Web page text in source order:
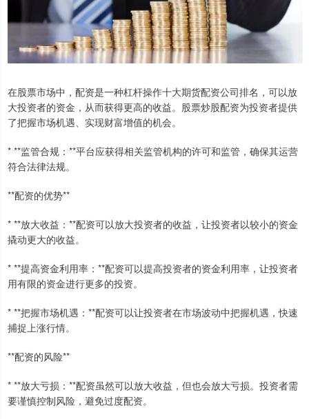
在股票市场中，配资是一种杠杆操作十大期货配资公司排名，可以放
大投资者的资金，从而获得更高的收益。股票炒股配资为投资者提供
了把握市场机遇、实现财富增值的机会。
* **监管合规：**平台应获得相关监管机构的许可和监管，确保其运营
符合法律法规。
**配资的优势**
* **放大收益：**配资可以放大投资者的收益，让投资者以较小的资金
撬动更大的收益。
* **提高资金利用率：**配资可以提高投资者的资金利用率，让投资者
用有限的资金进行更多的投资。
* **把握市场机遇：**配资可以让投资者在市场波动中把握机遇，快速
捕捉上涨行情。
**配资的风险**
* **放大亏损：**配资虽然可以放大收益，但也会放大亏损。投资者需
要谨慎控制风险，避免过度配资。